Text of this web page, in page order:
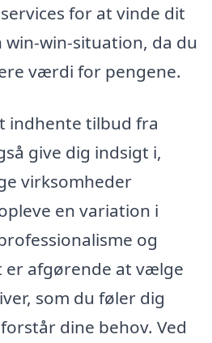
for at vinde dit
win-situation, da du
værdi for pengene.
indhente tilbud fra
give dig indsigt i,
virksomheder
en variation i
og
er afgørende at vælge
som du føler dig
dine behov. Ved